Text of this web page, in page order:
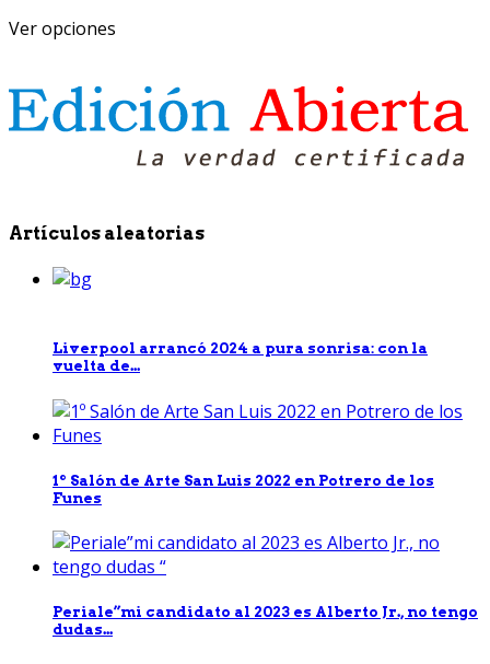
Ver opciones
Artículos aleatorias
Liverpool arrancó 2024 a pura sonrisa: con la
vuelta de...
1º Salón de Arte San Luis 2022 en Potrero de los
Funes
Periale”mi candidato al 2023 es Alberto Jr., no tengo
dudas...